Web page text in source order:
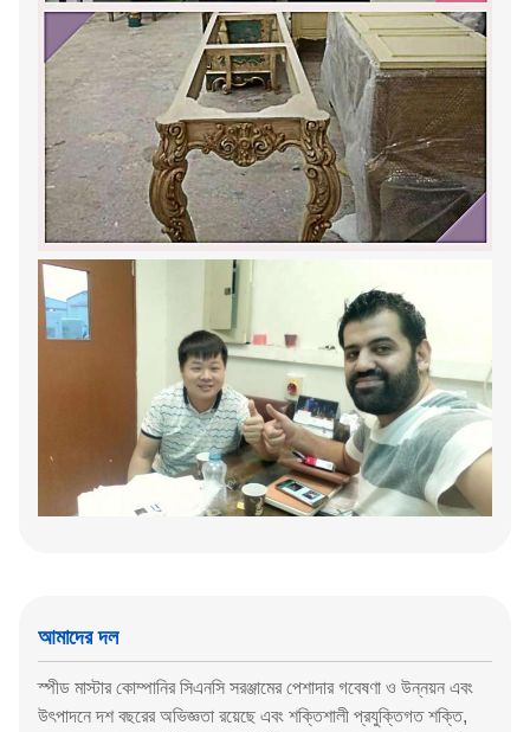
আমাদের দল
স্পীড মাস্টার কোম্পানির সিএনসি সরঞ্জামের পেশাদার গবেষণা ও উন্নয়ন এবং
উৎপাদনে দশ বছরের অভিজ্ঞতা রয়েছে এবং শক্তিশালী প্রযুক্তিগত শক্তি,